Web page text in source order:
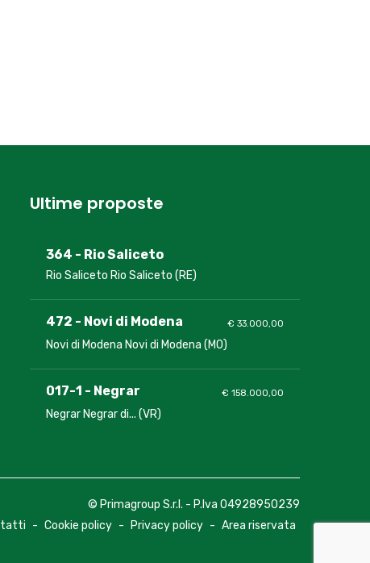
Ultime proposte
364 - Rio Saliceto
Rio Saliceto Rio Saliceto (RE)
472 - Novi di Modena € 33.000,00
Novi di Modena Novi di Modena (MO)
017-1 - Negrar € 158.000,00
Negrar Negrar di... (VR)
© Primagroup S.r.l. - P.Iva 04928950239
- Cookie policy - Privacy policy - Area riservata